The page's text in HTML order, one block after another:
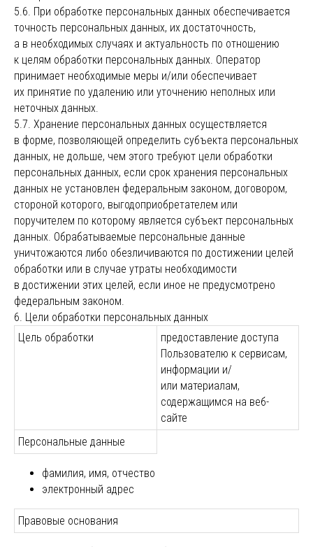
5.6. При обработке персональных данных обеспечивается
точность персональных данных, их достаточность,
а в необходимых случаях и актуальность по отношению
к целям обработки персональных данных. Оператор
принимает необходимые меры и/или обеспечивает
их принятие по удалению или уточнению неполных или
неточных данных.
5.7. Хранение персональных данных осуществляется
в форме, позволяющей определить субъекта персональных
данных, не дольше, чем этого требуют цели обработки
персональных данных, если срок хранения персональных
данных не установлен федеральным законом, договором,
стороной которого, выгодоприобретателем или
поручителем по которому является субъект персональных
данных. Обрабатываемые персональные данные
уничтожаются либо обезличиваются по достижении целей
обработки или в случае утраты необходимости
в достижении этих целей, если иное не предусмотрено
федеральным законом.
6. Цели обработки персональных данных
Цель обработки
предоставление доступа
Пользователю к сервисам,
информации и/
или материалам,
содержащимся на веб-
сайте
Персональные данные
фамилия, имя, отчество
электронный адрес
Правовые основания